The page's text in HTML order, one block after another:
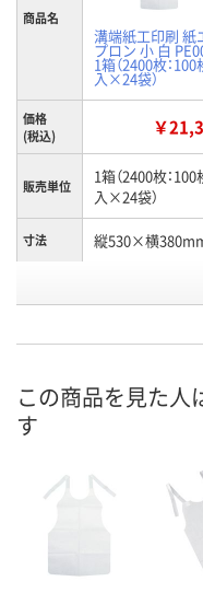
商品名
溝端紙工印刷 紙
プロン 小 白
1箱（2400枚：100
入×24袋）
価格
(税込)
￥
販売単位
1箱（2400枚：100
入×24袋）
寸法 縦530×横
お届け日 8月10日（月）
数量
カゴへ
この商品を見た人
す